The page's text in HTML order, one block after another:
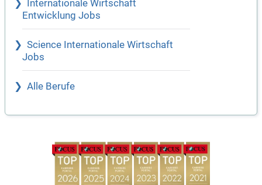
Internationale Wirtschaft
Entwicklung Jobs
Science Internationale Wirtschaft
Jobs
Alle Berufe